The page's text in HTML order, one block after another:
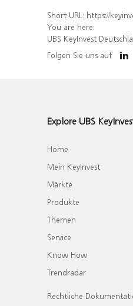
Short URL: https://keyinvest-
You are here:
UBS KeyInvest
Folgen Sie uns auf
Explore UBS
Home
Mein KeyInvest
Märkte
Produkte
Themen
Service
Know How
Trendradar
Rechtliche